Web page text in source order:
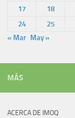
17
18
24
25
« Mar May »
MÁS
ACERCA DE IMOQ